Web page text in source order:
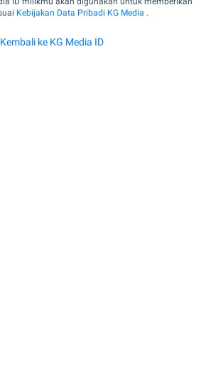
Kebijakan Data Pribadi KG Media .
Kembali ke KG Media ID